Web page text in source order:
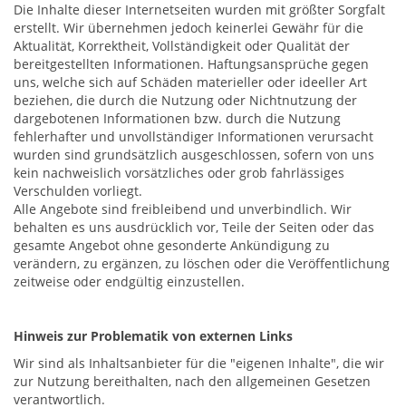
Die Inhalte dieser Internetseiten wurden mit größter Sorgfalt
erstellt. Wir übernehmen jedoch keinerlei Gewähr für die
Aktualität, Korrektheit, Vollständigkeit oder Qualität der
bereitgestellten Informationen. Haftungsansprüche gegen
uns, welche sich auf Schäden materieller oder ideeller Art
beziehen, die durch die Nutzung oder Nichtnutzung der
dargebotenen Informationen bzw. durch die Nutzung
fehlerhafter und unvollständiger Informationen verursacht
wurden sind grundsätzlich ausgeschlossen, sofern von uns
kein nachweislich vorsätzliches oder grob fahrlässiges
Verschulden vorliegt.
Alle Angebote sind freibleibend und unverbindlich. Wir
behalten es uns ausdrücklich vor, Teile der Seiten oder das
gesamte Angebot ohne gesonderte Ankündigung zu
verändern, zu ergänzen, zu löschen oder die Veröffentlichung
zeitweise oder endgültig einzustellen.
Hinweis zur Problematik von externen Links
Wir sind als Inhaltsanbieter für die "eigenen Inhalte", die wir
zur Nutzung bereithalten, nach den allgemeinen Gesetzen
verantwortlich.